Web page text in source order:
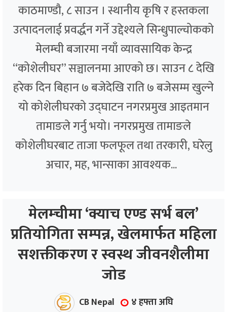
काठमाण्डौ, ८ साउन । स्थानीय कृषि र हस्तकला
उत्पादनलाई प्रवर्द्धन गर्ने उद्देश्यले सिन्धुपाल्चोकको
मेलम्ची बजारमा नयाँ व्यावसायिक केन्द्र
“कोशेलीघर” सञ्चालनमा आएको छ। साउन ८ देखि
हरेक दिन बिहान ७ बजेदेखि राति ७ बजेसम्म खुल्ने
यो कोशेलीघरको उद्घाटन नगरप्रमुख आइतमान
तामाङले गर्नु भयो। नगरप्रमुख तामाङले
कोशेलीघरबाट ताजा फलफूल तथा तरकारी, घरेलु
अचार, मह, भान्साका आवश्यक...
मेलम्चीमा ‘क्याच एण्ड सर्भ बल’
प्रतियोगिता सम्पन्न, खेलमार्फत महिला
सशक्तीकरण र स्वस्थ जीवनशैलीमा
जोड
CB Nepal ४ हफ्ता अघि